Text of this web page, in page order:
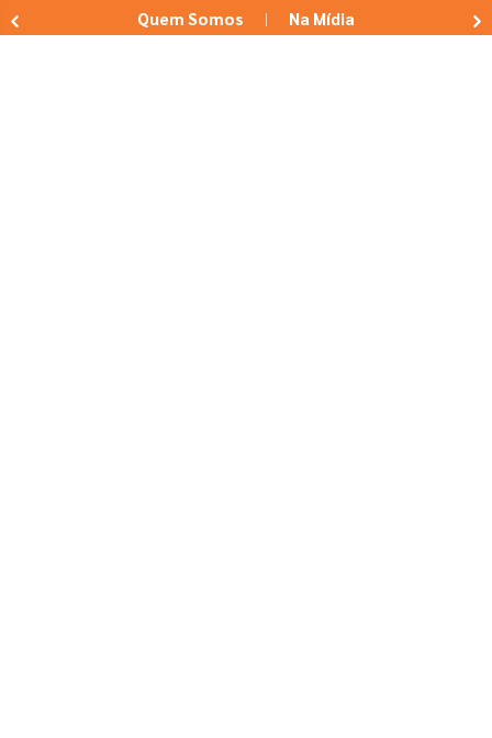
Quem Somos | Na Mídia